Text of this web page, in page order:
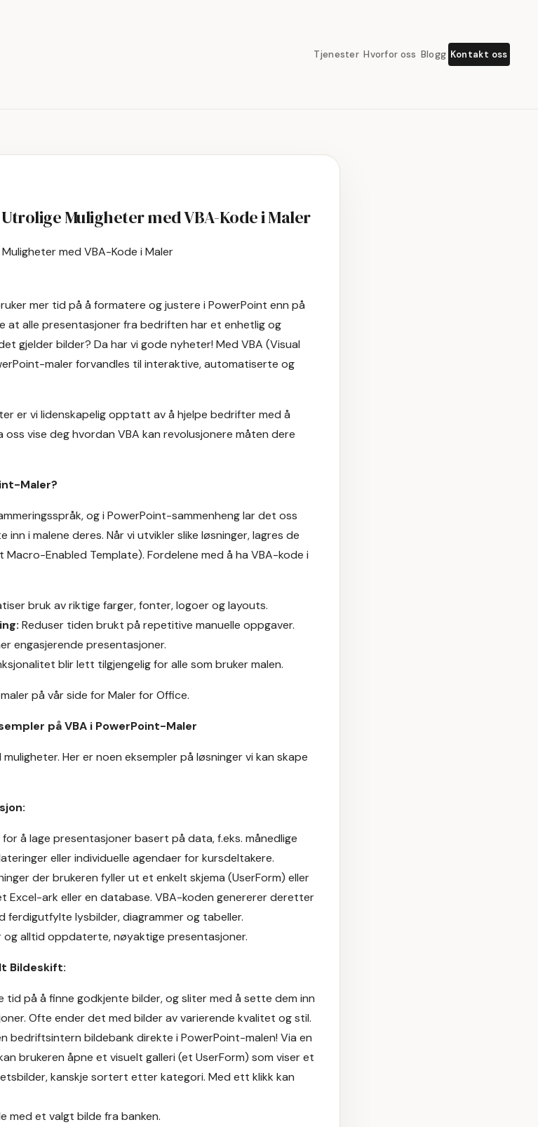
Tjenester Hvorfor oss Blogg Kontakt oss
Muligheter med VBA-Kode i Maler
mer tid på å formatere og justere i PowerPoint enn på
at alle presentasjoner fra bedriften har et enhetlig og
gjelder bilder? Da har vi gode nyheter! Med VBA (Visual
maler forvandles til interaktive, automatiserte og
er vi lidenskapelig opptatt av å hjelpe bedrifter med å
vise deg hvordan VBA kan revolusjonere måten dere
Maler?
og i PowerPoint-sammenheng lar det oss
i malene deres. Når vi utvikler slike løsninger, lagres de
Macro-Enabled Template). Fordelene med å ha VBA-kode i
bruk av riktige farger, fonter, logoer og layouts.
Reduser tiden brukt på repetitive manuelle oppgaver.
engasjerende presentasjoner.
blir lett tilgjengelig for alle som bruker malen.
på vår side forMaler for Office.
på VBA i PowerPoint-Maler
Her er noen eksempler på løsninger vi kan skape
for å lage presentasjoner basert på data, f.eks. månedlige
eller individuelle agendaer for kursdeltakere.
der brukeren fyller ut et enkelt skjema (UserForm) eller
Excel-ark eller en database. VBA-koden genererer deretter
ferdigutfylte lysbilder, diagrammer og tabeller.
alltid oppdaterte, nøyaktige presentasjoner.
Bildeskift:
tid på å finne godkjente bilder, og sliter med å sette dem inn
Ofte ender det med bilder av varierende kvalitet og stil.
bedriftsintern bildebank direkte i PowerPoint-malen! Via en
brukeren åpne et visuelt galleri (et UserForm) som viser et
kanskje sortert etter kategori. Med ett klikk kan
med et valgt bilde fra banken.